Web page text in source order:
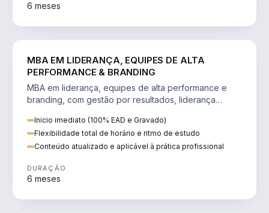
6 meses
MBA EM LIDERANÇA, EQUIPES DE ALTA
PERFORMANCE & BRANDING
MBA em liderança, equipes de alta performance e
branding, com gestão por resultados, liderança
Inicio imediato (100% EAD e Gravado)
Flexibilidade total de horário e ritmo de estudo
Conteúdo atualizado e aplicável à prática profissional
DURAÇÃO
6 meses